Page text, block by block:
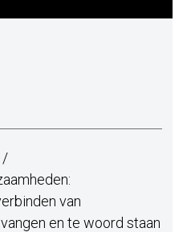
/
van
en te woord staan